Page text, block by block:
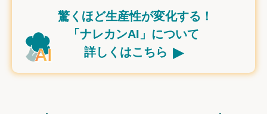
驚くほど生産性が変化する！
「ナレカンAI」について
詳しくはこちら ▸